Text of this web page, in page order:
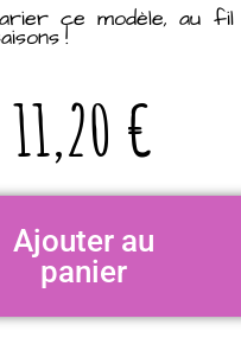
ce modèle, au fil
!
11,20 €
Ajouter au
panier